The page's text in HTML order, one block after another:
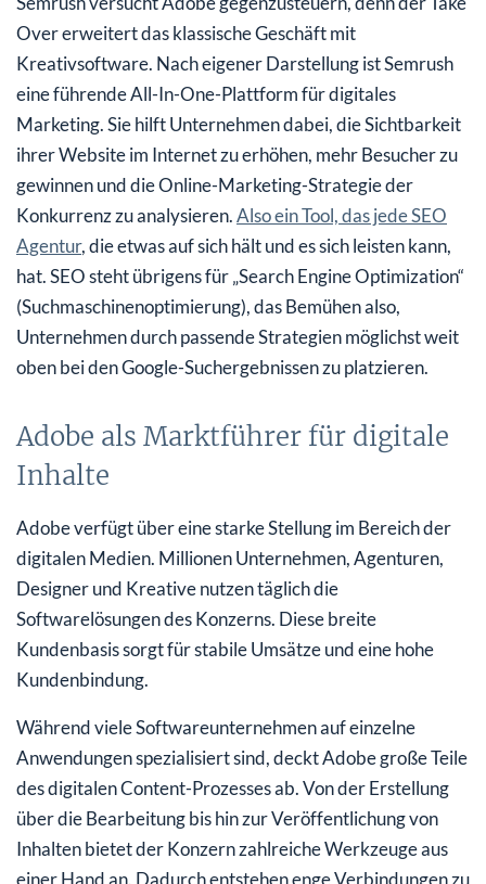
Over erweitert das klassische Geschäft mit
Kreativsoftware. Nach eigener Darstellung ist Semrush
eine führende All-In-One-Plattform für digitales
Marketing. Sie hilft Unternehmen dabei, die Sichtbarkeit
ihrer Website im Internet zu erhöhen, mehr Besucher zu
gewinnen und die Online-Marketing-Strategie der
Konkurrenz zu analysieren.Also ein Tool, das jede SEO
Agentur, die etwas auf sich hält und es sich leisten kann,
hat. SEO steht übrigens für „Search Engine Optimization“
(Suchmaschinenoptimierung), das Bemühen also,
Unternehmen durch passende Strategien möglichst weit
oben bei den Google-Suchergebnissen zu platzieren.
Adobe als Marktführer für digitale
Inhalte
Adobe verfügt über eine starke Stellung im Bereich der
digitalen Medien. Millionen Unternehmen, Agenturen,
Designer und Kreative nutzen täglich die
Softwarelösungen des Konzerns. Diese breite
Kundenbasis sorgt für stabile Umsätze und eine hohe
Kundenbindung.
Während viele Softwareunternehmen auf einzelne
Anwendungen spezialisiert sind, deckt Adobe große Teile
des digitalen Content-Prozesses ab. Von der Erstellung
über die Bearbeitung bis hin zur Veröffentlichung von
Inhalten bietet der Konzern zahlreiche Werkzeuge aus
einer Hand an. Dadurch entstehen enge Verbindungen zu